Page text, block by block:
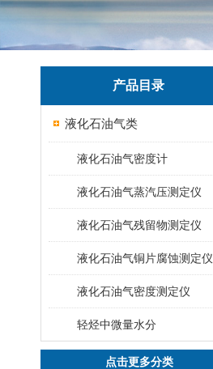
产品目录
液化石油气类
液化石油气密度计
液化石油气蒸汽压测定仪
液化石油气残留物测定仪
液化石油气铜片腐蚀测定仪
液化石油气密度测定仪
轻烃中微量水分
点击更多分类